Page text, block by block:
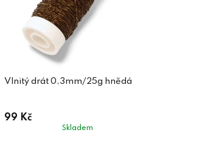
Vlnitý drát 0,3mm/25g hnědá
99 Kč
Skladem